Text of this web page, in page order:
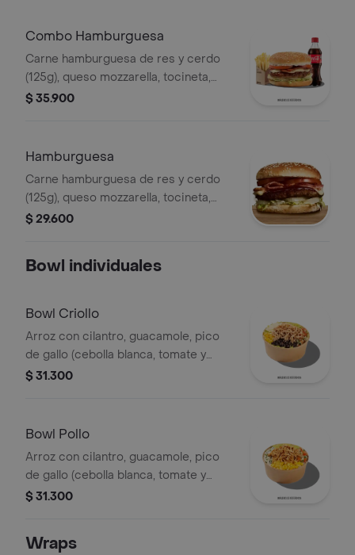
Combo Hamburguesa
Carne hamburguesa de res y cerdo
(125g), queso mozzarella, tocineta,
tomate, lechuga, cebolla, mayonesa,
$ 35.900
Hamburguesa
Carne hamburguesa de res y cerdo
(125g), queso mozzarella, tocineta,
tomate, lechuga, cebolla, mayonesa,
$ 29.600
Bowl individuales
Bowl Criollo
Arroz con cilantro, guacamole, pico
de gallo (cebolla blanca, tomate y
cilantro), carne de res desmechada,
$ 31.300
Bowl Pollo
Arroz con cilantro, guacamole, pico
de gallo (cebolla blanca, tomate y
cilantro), maíz tierno, hogo y pechuga
$ 31.300
Wraps